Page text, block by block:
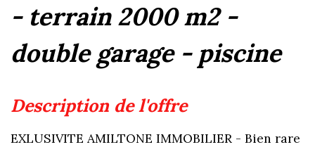
- terrain 2000 m2 -
double garage - piscine
description de l'offre
EXLUSIVITE AMILTONE IMMOBILIER - Bien rare